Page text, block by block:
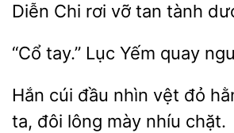
Diễn Chi rơi
tan tành
“Cổ Lục Yếm
Hắn cúi đầu vệt đỏ
ta,
lông mày nhíu chặt.